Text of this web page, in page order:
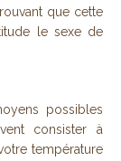
que cette
le sexe de
possibles
consister à
température